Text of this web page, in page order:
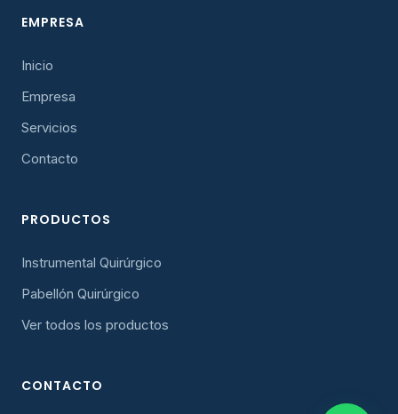
EMPRESA
Inicio
Empresa
Servicios
Contacto
PRODUCTOS
Instrumental Quirúrgico
Pabellón Quirúrgico
Ver todos los productos
CONTACTO